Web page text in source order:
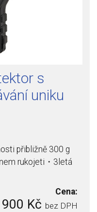
s
uniku
přibližně 300 g
rukojeti・3letá
Cena:
Kč bez DPH